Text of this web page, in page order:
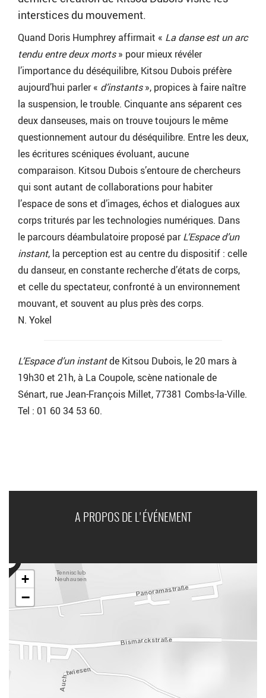
interstices du mouvement.
Quand Doris Humphrey affirmait « La danse est un arc
tendu entre deux morts» pour mieux révéler
l’importance du déséquilibre, Kitsou Dubois préfère
aujourd’hui parler « d’instants», propices à faire naître
la suspension, le trouble. Cinquante ans séparent ces
deux danseuses, mais on trouve toujours le même
questionnement autour du déséquilibre. Entre les deux,
les écritures scéniques évoluant, aucune
comparaison. Kitsou Dubois s’entoure de chercheurs
qui sont autant de collaborations pour habiter
l’espace de sons et d’images, échos et dialogues aux
corps triturés par les technologies numériques. Dans
le parcours déambulatoire proposé parL’Espace d’un
instant, la perception est au centre du dispositif : celle
du danseur, en constante recherche d’états de corps,
et celle du spectateur, confronté à un environnement
mouvant, et souvent au plus près des corps.
N. Yokel
L’Espace d’un instantde Kitsou Dubois, le 20 mars à
19h30 et 21h, à La Coupole, scène nationale de
Sénart, rue Jean-François Millet, 77381 Combs-la-Ville.
Tel : 01 60 34 53 60.
A PROPOS DE L'ÉVÉNEMENT
+
−